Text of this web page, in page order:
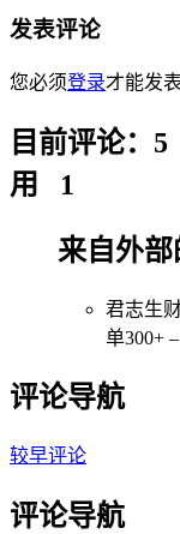
发表评论
您必须登录才能发
目前评论：
用 1
来自外部
君志生
单300+
评论导航
较早评论
评论导航